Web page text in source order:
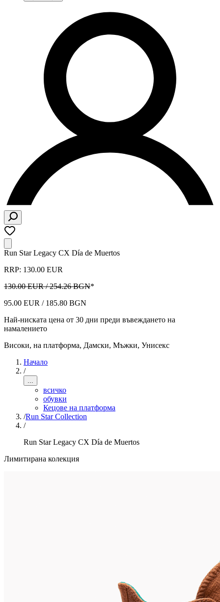
Run Star Legacy CX Día de Muertos
RRP: 130.00 EUR
130.00 EUR / 254.26 BGN*
95.00 EUR / 185.80 BGN
Най-ниската цена от 30 дни преди въвеждането на
намалението
Високи, на платформа, Дамски, Мъжки, Унисекс
Начало
/
...
всичко
обувки
Кецове на платформа
/Run Star Collection
/
Run Star Legacy CX Día de Muertos
Лимитирана колекция